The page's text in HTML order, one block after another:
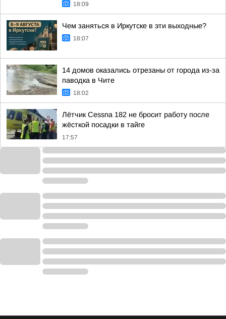
18:09
Чем заняться в Иркутске в эти выходные?
18:07
14 домов оказались отрезаны от города из-за
паводка в Чите
18:02
Лётчик Cessna 182 не бросит работу после
жёсткой посадки в тайге
17:57